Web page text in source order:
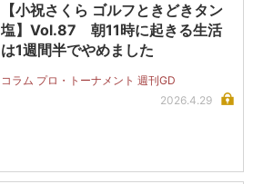
【小祝さくら ゴルフときどきタン
塩】Vol.87 朝11時に起きる生活
は1週間半でやめました
コラム プロ・トーナメント 週刊GD
2026.4.29